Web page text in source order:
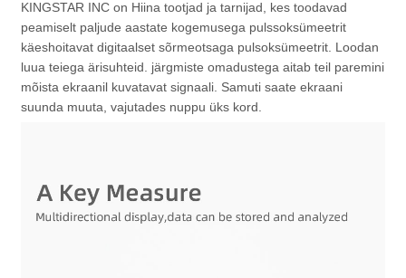
KINGSTAR INC on Hiina tootjad ja tarnijad, kes toodavad
peamiselt paljude aastate kogemusega pulssoksümeetrit
käeshoitavat digitaalset sõrmeotsaga pulsoksümeetrit. Loodan
luua teiega ärisuhteid. järgmiste omadustega aitab teil paremini
mõista ekraanil kuvatavat signaali. Samuti saate ekraani
suunda muuta, vajutades nuppu üks kord.